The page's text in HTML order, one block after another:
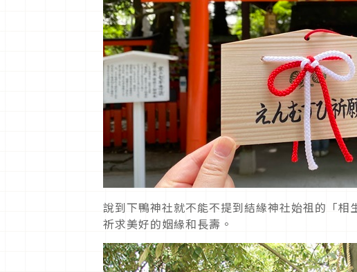
說到下鴨神社就不能不提到結緣神社始祖的「
祈求美好的姻緣和長壽。